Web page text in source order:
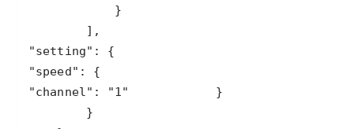
"setting"
"speed"
"channel" : "1"